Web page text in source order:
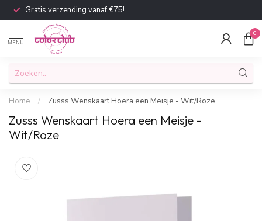
Gratis verzending vanaf €75!
MENU
0
Home / Zusss Wenskaart Hoera een Meisje - Wit/Roze
Zusss Wenskaart Hoera een Meisje -
Wit/Roze